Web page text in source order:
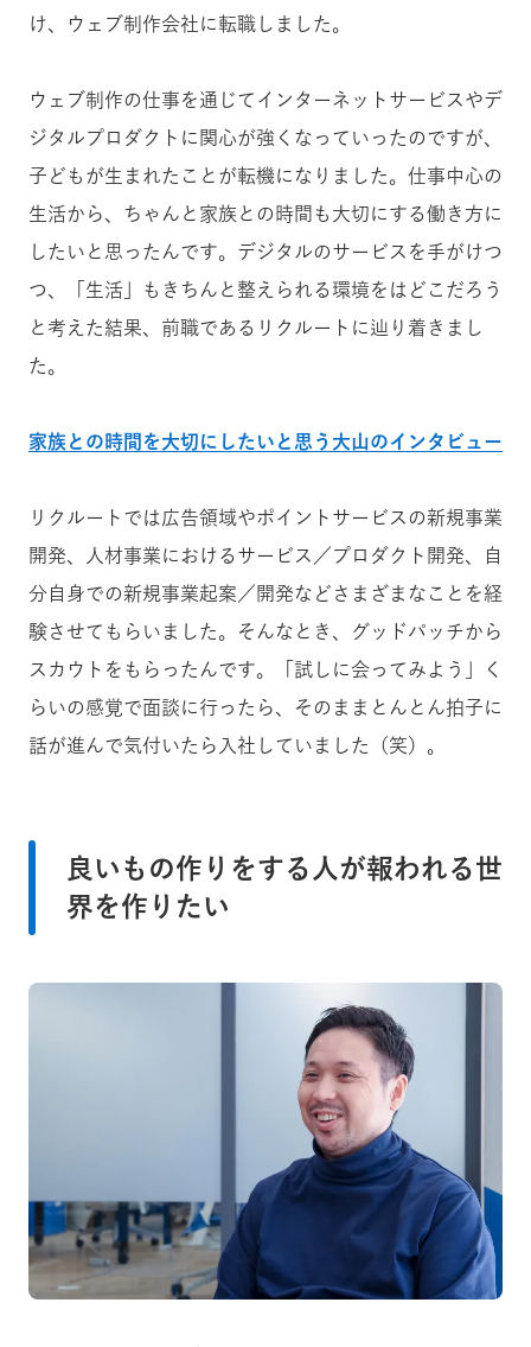
け、ウェブ制作会社に転職しました。
ウェブ制作の仕事を通じてインターネットサービスやデ
ジタルプロダクトに関心が強くなっていったのですが、
子どもが生まれたことが転機になりました。仕事中心の
生活から、ちゃんと家族との時間も大切にする働き方に
したいと思ったんです。デジタルのサービスを手がけつ
つ、「生活」もきちんと整えられる環境をはどこだろう
と考えた結果、前職であるリクルートに辿り着きまし
た。
家族との時間を大切にしたいと思う大山のインタビュー
リクルートでは 広告領域やポイントサービスの新規事業
開発、人材事業におけるサービス／プロダクト開発、自
分自身での新規事業起案／開発などさまざまなことを経
験させてもらいました。そんなとき、グッドパッチから
スカウトをもらったんです。「試しに会ってみよう」く
らいの感覚で面談に行ったら、そのままとんとん拍子に
話が進んで気付いたら入社していました（笑）。
良いもの作りをする人が報われる世
界を作りたい